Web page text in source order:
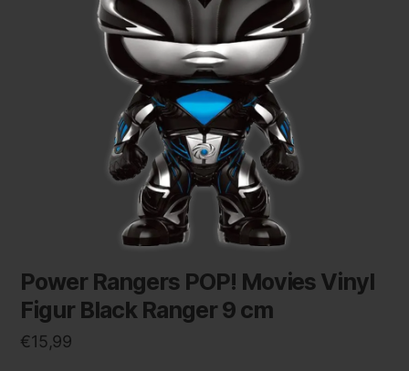
Power Rangers POP! Movies Vinyl
Figur Black Ranger 9 cm
€15,99